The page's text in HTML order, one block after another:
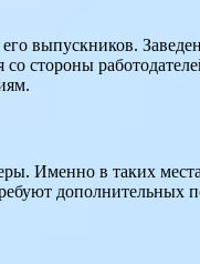
выпускников.
стороны
Именно в таких
дополнительных